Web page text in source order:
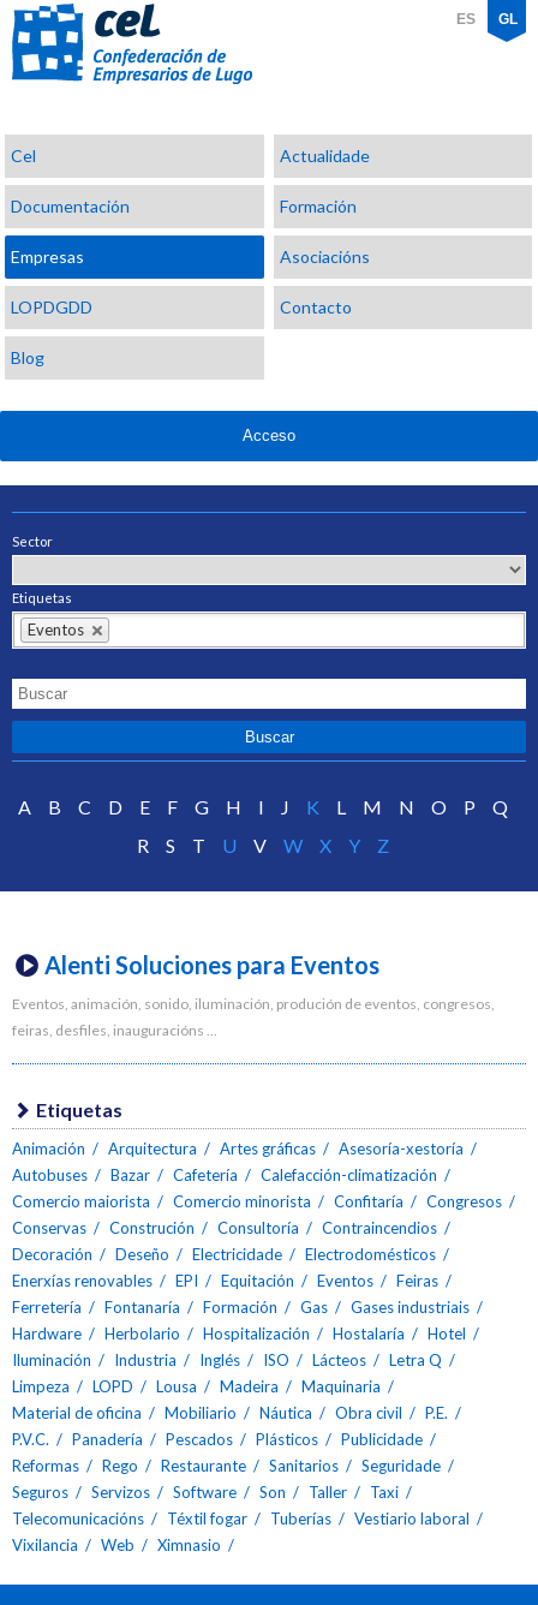
Confederación
de
Empresarios
de
Lugo
ES GL
Cel Actualidade
Documentación Formación
Empresas Asociacións
LOPDGDD Contacto
Blog
Acceso
Sector
Etiquetas
Eventos
A B C D E F G H I J K L M N O P
Q
R
S T U V W X Y Z
Alenti Soluciones para Eventos
Eventos, animación, sonido, iluminación, produción de eventos, congresos,
feiras, desfiles, inauguracións ...
Etiquetas
Animación Arquitectura Artes gráficas
Asesoría-xestoría
Autobuses
Bazar Cafetería
Calefacción-climatización
Comercio maiorista
Comercio minorista Confitaría
Congresos
Conservas
Construción Consultoría
Contraincendios
Decoración
Deseño Electricidade
Electrodomésticos
Enerxías renovables
EPI Equitación Eventos
Feiras
Ferretería
Fontanaría Formación Gas
Gases industriais
Hardware
Herbolario Hospitalización Hostalaría
Hotel
Iluminación
Industria Inglés ISO Lácteos
Letra Q
Limpeza
LOPD Lousa Madeira
Maquinaria
Material de oficina
Mobiliario Náutica Obra civil
P.E.
P.V.C.
Panadería Pescados Plásticos
Publicidade
Reformas
Rego Restaurante Sanitarios
Seguridade
Seguros
Servizos Software Son Taller
Taxi
Telecomunicacións
Téxtil fogar Tuberías
Vestiario laboral
Vixilancia
Web Ximnasio